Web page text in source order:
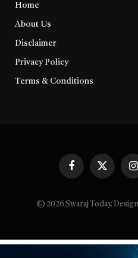
Home
About Us
Disclaimer
Privacy Policy
Terms & Conditions
FacebookX
© 2026 Swaraj Today.